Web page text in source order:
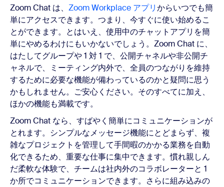
Zoom Chat は、 Zoom Workplace アプリからいつでも簡
単にアクセスできます。つまり、今すぐに使い始めるこ
とができます。とはいえ、使用中のチャットアプリを簡
単にやめるわけにもいかないでしょう。Zoom Chat に、
はたしてグループや 1 対 1 で、公開チャネルや非公開チ
ャネルで、ミーティング内外で、全員のつながりを維持
するために必要な機能が備わっているのかと疑問に思う
かもしれません。ご安心ください。そのすべてに加え、
ほかの機能も満載です。
Zoom Chat なら、すばやく簡単にコミュニケーションが
とれます。シンプルなメッセージ機能にとどまらず、複
雑なプロジェクトを管理して手間暇のかかる業務を自動
化できるため、重要な仕事に集中できます。慣れ親しん
だ柔軟な体験で、チームは社内外のコラボレーターと 1
か所でコミュニケーションできます。さらに組み込みの